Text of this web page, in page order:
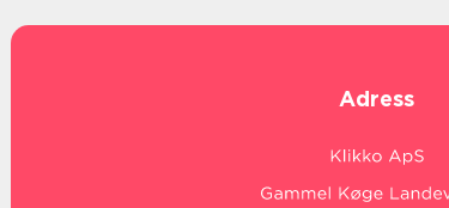
Adress